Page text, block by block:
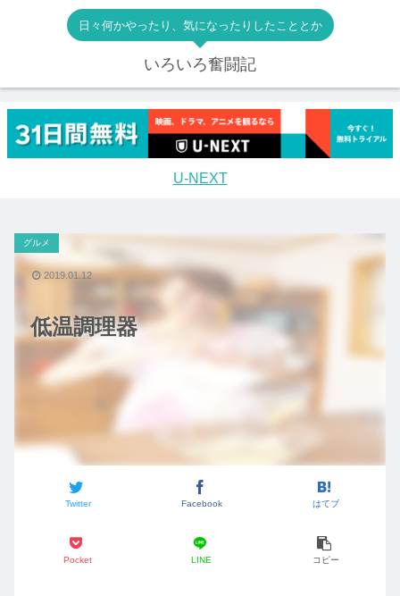
日々何かやったり、気になったりしたこととか
いろいろ奮闘記
U-NEXT
低温調理器
グルメ
Twitter Facebook はてブ
Pocket LINE コピー
2019.01.12